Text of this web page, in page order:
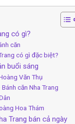
có gì?
căn
có gì đặc biệt?
buổi sáng
Văn Thụ
căn Nha Trang
Hoa Thám
Trang bán cả ngày